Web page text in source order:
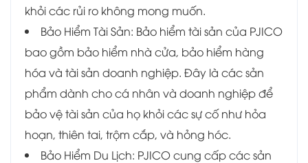
khỏi các rủi ro không mong muốn.
Bảo Hiểm Tài Sản: Bảo hiểm tài sản của PJICO
bao gồm bảo hiểm nhà cửa, bảo hiểm hàng
hóa và tài sản doanh nghiệp. Đây là các sản
phẩm dành cho cá nhân và doanh nghiệp để
bảo vệ tài sản của họ khỏi các sự cố như hỏa
hoạn, thiên tai, trộm cắp, và hỏng hóc.
Bảo Hiểm Du Lịch: PJICO cung cấp các sản